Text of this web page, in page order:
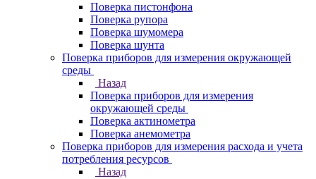
Поверка пистонфона
Поверка рупора
Поверка шумомера
Поверка шунта
Поверка приборов для измерения окружающей
среды
Назад
Поверка приборов для измерения
окружающей среды
Поверка актинометра
Поверка анемометра
Поверка приборов для измерения расхода и учета
потребления ресурсов
Назад